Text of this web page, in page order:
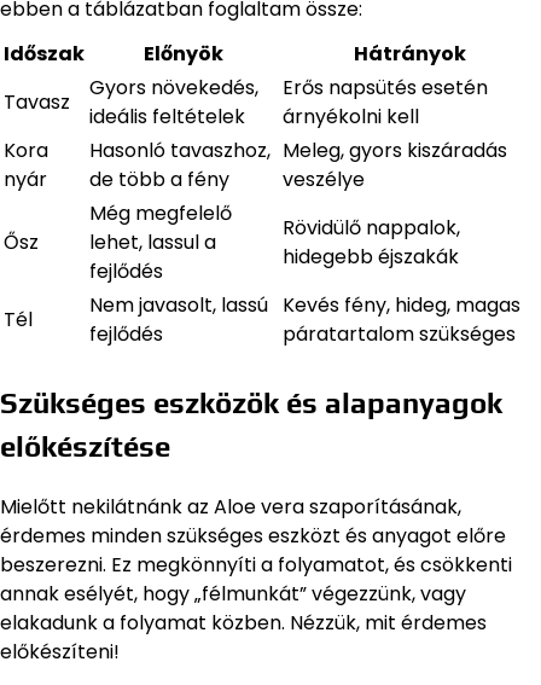
ebben a táblázatban foglaltam össze:
Időszak
Előnyök
Hátrányok
Tavasz
Gyors növekedés,
ideális feltételek
Erős napsütés esetén
árnyékolni kell
Kora
nyár
Hasonló tavaszhoz,
de több a fény
Meleg, gyors kiszáradás
veszélye
Ősz
Még megfelelő
lehet, lassul a
fejlődés
Rövidülő nappalok,
hidegebb éjszakák
Tél
Nem javasolt, lassú
fejlődés
Kevés fény, hideg, magas
páratartalom szükséges
Szükséges eszközök és alapanyagok
előkészítése
Mielőtt nekilátnánk az Aloe vera szaporításának,
érdemes minden szükséges eszközt és anyagot előre
beszerezni. Ez megkönnyíti a folyamatot, és csökkenti
annak esélyét, hogy „félmunkát” végezzünk, vagy
elakadunk a folyamat közben. Nézzük, mit érdemes
előkészíteni!